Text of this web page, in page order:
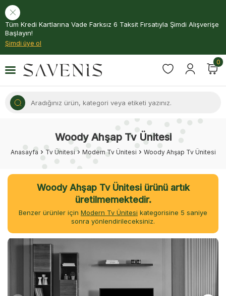
Tüm Kredi Kartlarına Vade Farksız 6 Taksit Fırsatıyla Şimdi Alışverişe
Başlayın!
Şimdi üye ol
0
Woody Ahşap Tv Ünitesi
Anasayfa Tv Ünitesi Modern Tv Ünitesi Woody Ahşap Tv Ünitesi
Woody Ahşap Tv Ünitesi ürünü artık
üretilmemektedir.
Benzer ürünler için Modern Tv Ünitesi kategorisine 5 saniye
sonra yönlendirileceksiniz.